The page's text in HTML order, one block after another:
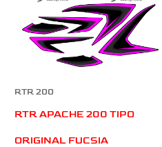
RTR 200
RTR APACHE 200 TIPO
ORIGINAL FUCSIA